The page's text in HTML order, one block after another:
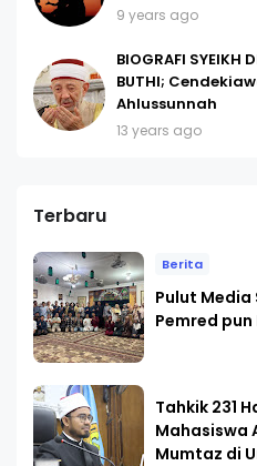
9 years ago
BIOGRAFI SYEIKH
BUTHI;
Ahlussunnah
13 years ago
Terbaru
Berita
Pulut Media
Pemred
Tahkik 231
Mahasiswa
Mumtaz di